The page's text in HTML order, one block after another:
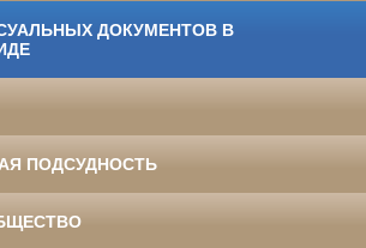
ДОКУМЕНТОВ В
ПОДСУДНОСТЬ